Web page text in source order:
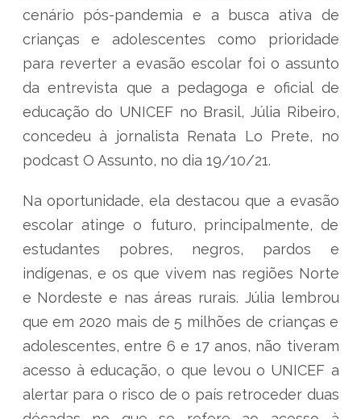
cenário pós-pandemia e a busca ativa de
crianças e adolescentes como prioridade
para reverter a evasão escolar foi o assunto
da entrevista que a pedagoga e oficial de
educação do UNICEF no Brasil, Júlia Ribeiro,
concedeu à jornalista Renata Lo Prete, no
podcast O Assunto, no dia 19/10/21.
Na oportunidade, ela destacou que a evasão
escolar atinge o futuro, principalmente, de
estudantes pobres, negros, pardos e
indígenas, e os que vivem nas regiões Norte
e Nordeste e nas áreas rurais. Júlia lembrou
que em 2020 mais de 5 milhões de crianças e
adolescentes, entre 6 e 17 anos, não tiveram
acesso à educação, o que levou o UNICEF a
alertar para o risco de o país retroceder duas